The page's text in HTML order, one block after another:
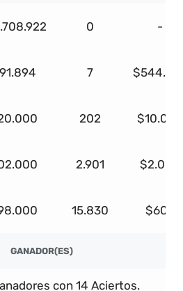
0 -
7
202 $10.000
2.901 $2.000
15.830 $600
GANADOR(ES)
con 14 Aciertos.